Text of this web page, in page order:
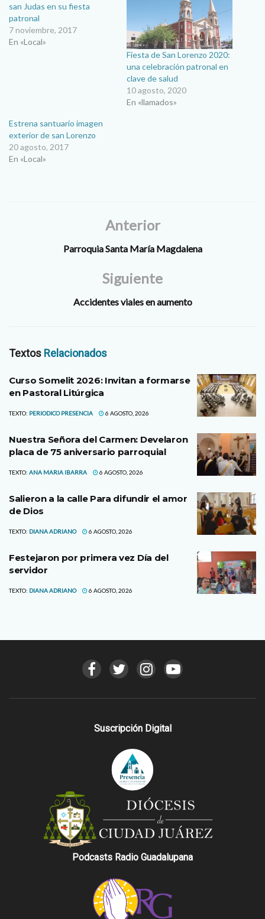
san Judas en su fiesta
patronal
7 noviembre, 2017
En «Local»
Fiesta de San Lorenzo 2020:
una celebración patronal en
clave de salud
10 agosto, 2020
En «llamados»
Estrena santuario imagen
exterior de san Lorenzo
20 agosto, 2017
En «Local»
Anterior
Parroquia Santa María Magdalena
Siguiente
Accidentes viales en aumento
Textos Relacionados
Curso Somelit 2026: Invitan a formarse
en Pastoral Litúrgica
TEXTO: PERIODICO PRESENCIA 6 AGOSTO, 2026
Nuestra Señora del Carmen: Develaron
placa de 75 aniversario parroquial
TEXTO: ANA MARIA IBARRA 6 AGOSTO, 2026
Salieron a la calle Para difundir el amor
de Dios
TEXTO: DIANA ADRIANO 6 AGOSTO, 2026
Festejaron por primera vez Día del
servidor
TEXTO: DIANA ADRIANO 6 AGOSTO, 2026
Suscripción Digital
Podcasts Radio Guadalupana